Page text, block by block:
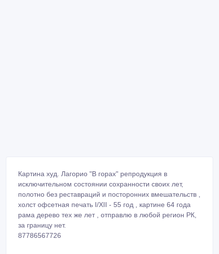
Картина худ. Лагорио "В горах" репродукция в
исключительном состоянии сохранности своих лет,
полотно без реставраций и посторонних вмешательств ,
холст офсетная печать I/XII - 55 год , картине 64 года
рама дерево тех же лет , отправлю в любой регион РК,
за границу нет.
87786567726